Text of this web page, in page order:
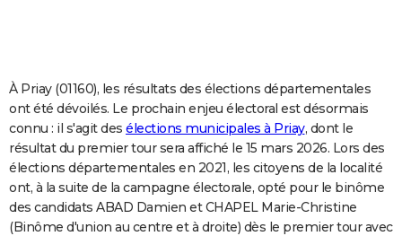
COPAINS D'AVANT
S'inscrire
Se connecter
Primaires
Universités
Entreprises
Service militaire
Avis de recherche
AVIS DE DÉCÈS
FORUM
Bricolage
Lifestyle
Culture
Sport
Auto
Television
Voyage
Cinema
À Priay (01160), les résultats des élections départementales
ont été dévoilés. Le prochain enjeu électoral est désormais
connu : il s'agit des élections municipales à Priay, dont le
résultat du premier tour sera affiché le 15 mars 2026. Lors des
élections départementales en 2021, les citoyens de la localité
ont, à la suite de la campagne électorale, opté pour le binôme
des candidats ABAD Damien et CHAPEL Marie-Christine
(Binôme d'union au centre et à droite) dès le premier tour avec